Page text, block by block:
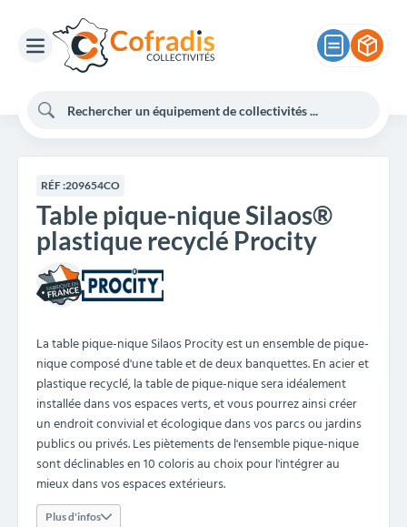
RÉF :209654CO
Table pique-nique Silaos®
plastique recyclé Procity
La table pique-nique Silaos Procity est un ensemble de pique-
nique composé d'une table et de deux banquettes. En acier et
plastique recyclé, la table de pique-nique sera idéalement
installée dans vos espaces verts, et vous pourrez ainsi créer
un endroit convivial et écologique dans vos parcs ou jardins
publics ou privés. Les piètements de l'ensemble pique-nique
sont déclinables en 10 coloris au choix pour l'intégrer au
mieux dans vos espaces extérieurs.
Plus d'infos